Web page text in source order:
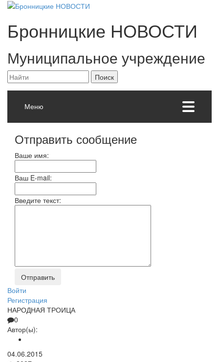
Бронницкие НОВОСТИ
Муниципальное учреждение
Меню
Отправить сообщение
Ваше имя:
Ваш E-mail:
Введите текст:
Войти
Регистрация
НАРОДНАЯ ТРОИЦА
0
Автор(ы):
04.06.2015